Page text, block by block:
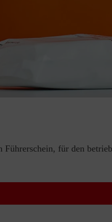
für den